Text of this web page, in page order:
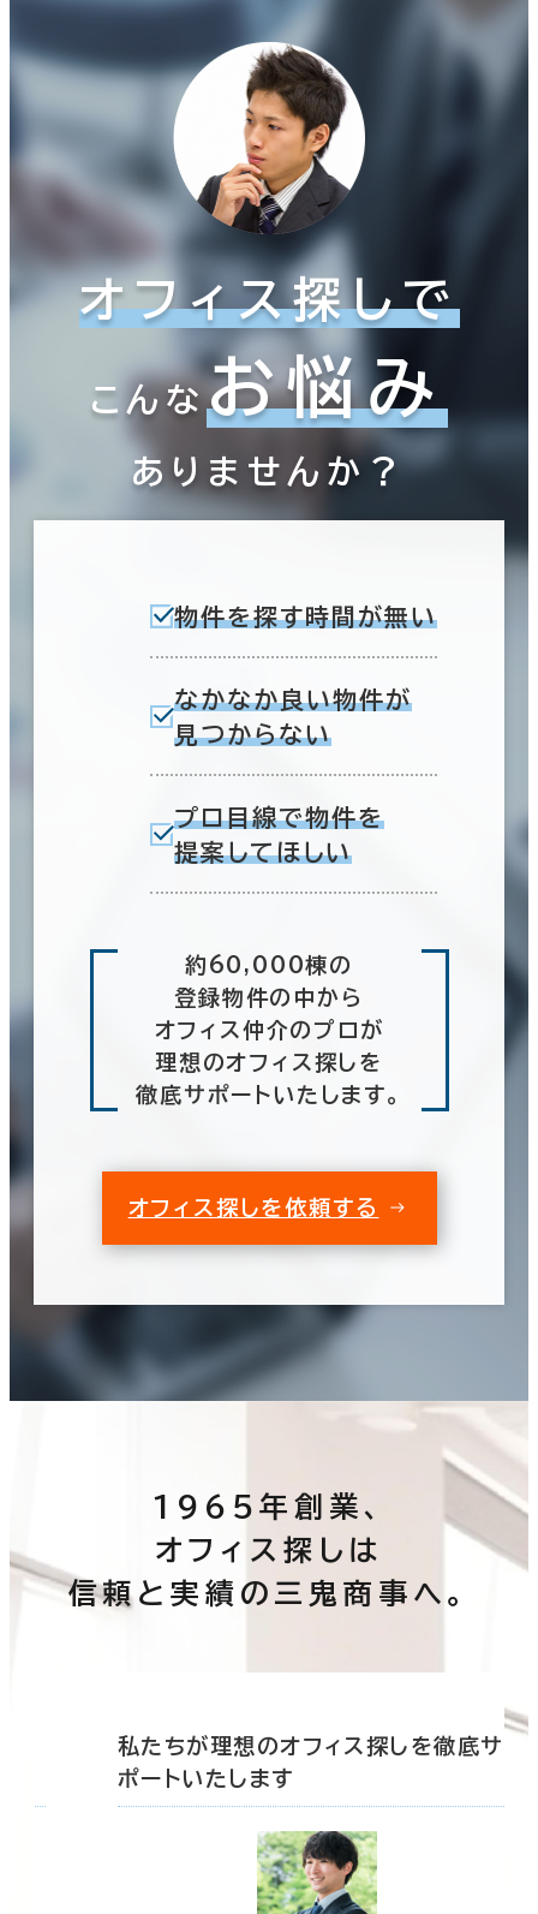
オフィス探しで
こんなお悩み
ありませんか？
物件を探す時間が無い
なかなか良い物件が
見つからない
プロ目線で物件を
提案してほしい
約60,000棟の
登録物件の中から
オフィス仲介のプロが
理想のオフィス探しを
徹底サポートいたします。
オフィス探しを依頼する
1965年創業、
オフィス探しは
信頼と実績の三鬼商事へ。
私たちが理想のオフィス探しを徹底サ
ポートいたします